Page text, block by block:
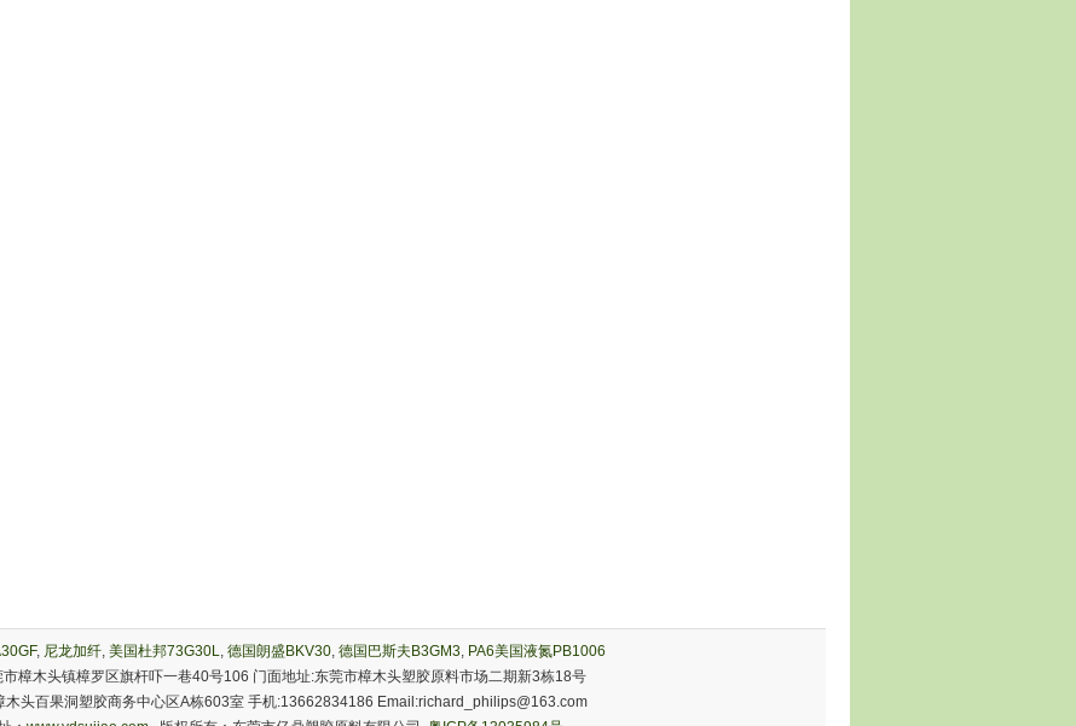
, 尼龙加纤, 美国杜邦73G30L, 德国朗盛BKV30, 德国巴斯夫B3GM3, PA6美国液氮PB1006
樟木头镇樟罗区旗杆吓一巷40号106 门面地址:东莞市樟木头塑胶原料市场二期新3栋18号
木头百果洞塑胶商务中心区A栋603室 手机:13662834186 Email:richard_philips@163.com